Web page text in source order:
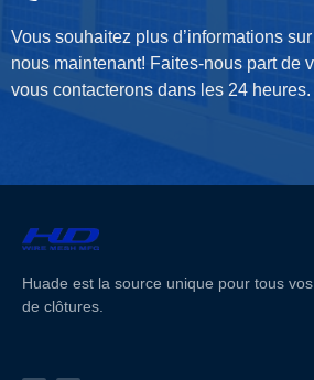
Vous souhaitez plus d’informations
nous maintenant! Faites-nous part de
vous contacterons dans les 24 heures.
Huade est la source unique pour tous
de clôtures.